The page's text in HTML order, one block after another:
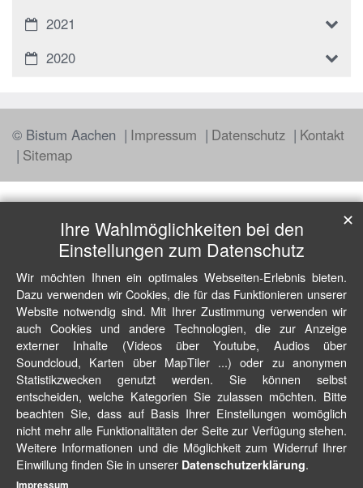
2021
2020
© Bistum Aachen Impressum Datenschutz
Kontakt
Sitemap
Ihre Wahlmöglichkeiten bei den
Einstellungen zum Datenschutz
Wir möchten Ihnen ein optimales Webseiten-Erlebnis bieten.
Dazu verwenden wir Cookies, die für das Funktionieren unserer
Website notwendig sind. Mit Ihrer Zustimmung verwenden wir
auch Cookies und andere Technologien, die zur Anzeige
externer Inhalte (Videos über Youtube, Audios über
Soundcloud, Karten über MapTiler ...) oder zu anonymen
Statistikzwecken genutzt werden. Sie können selbst
entscheiden, welche Kategorien Sie zulassen möchten. Bitte
beachten Sie, dass auf Basis Ihrer Einstellungen womöglich
nicht mehr alle Funktionalitäten der Seite zur Verfügung stehen.
Weitere Informationen und die Möglichkeit zum Widerruf Ihrer
Einwillung finden Sie in unserer Datenschutzerklärung.
✕
Impressum